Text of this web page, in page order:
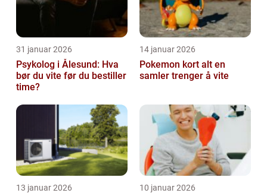
31 januar 2026
Psykolog i Ålesund: Hva
bør du vite før du bestiller
time?
14 januar 2026
Pokemon kort alt en
samler trenger å vite
13 januar 2026 10 januar 2026